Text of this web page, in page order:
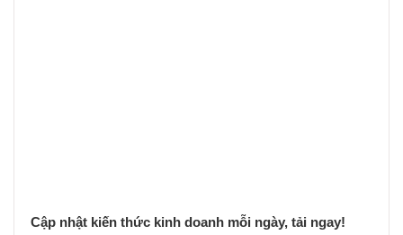
Cập nhật kiến thức kinh doanh mỗi ngày, tải ngay!